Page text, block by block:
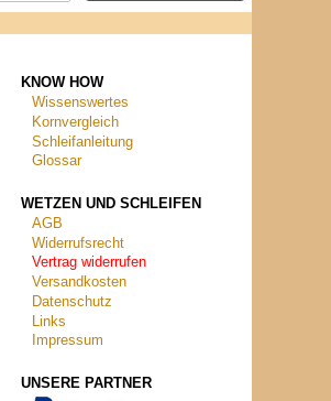
KNOW HOW
Wissenswertes
Kornvergleich
Schleifanleitung
Glossar
WETZEN UND SCHLEIFEN
AGB
Widerrufsrecht
Vertrag widerrufen
Versandkosten
Datenschutz
Links
Impressum
UNSERE PARTNER